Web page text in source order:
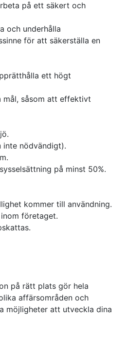
på ett säkert och
och underhålla
för att säkerställa en
ett högt
mål, såsom att effektivt
inte nödvändigt).
på minst 50%.
kommer till användning.
företaget.
på rätt plats gör hela
affärsområden och
möjligheter att utveckla dina